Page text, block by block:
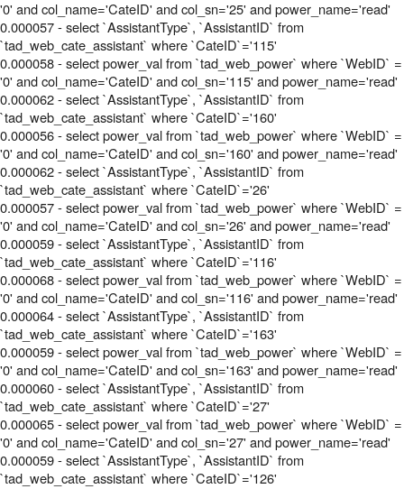
'0' and col_name='CateID' and col_sn='25' and power_name='read'
0.000057 - select `AssistantType`, `AssistantID` from
`tad_web_cate_assistant` where `CateID`='115'
0.000058 - select power_val from `tad_web_power` where `WebID` =
'0' and col_name='CateID' and col_sn='115' and power_name='read'
0.000062 - select `AssistantType`, `AssistantID` from
`tad_web_cate_assistant` where `CateID`='160'
0.000056 - select power_val from `tad_web_power` where `WebID` =
'0' and col_name='CateID' and col_sn='160' and power_name='read'
0.000062 - select `AssistantType`, `AssistantID` from
`tad_web_cate_assistant` where `CateID`='26'
0.000057 - select power_val from `tad_web_power` where `WebID` =
'0' and col_name='CateID' and col_sn='26' and power_name='read'
0.000059 - select `AssistantType`, `AssistantID` from
`tad_web_cate_assistant` where `CateID`='116'
0.000068 - select power_val from `tad_web_power` where `WebID` =
'0' and col_name='CateID' and col_sn='116' and power_name='read'
0.000064 - select `AssistantType`, `AssistantID` from
`tad_web_cate_assistant` where `CateID`='163'
0.000059 - select power_val from `tad_web_power` where `WebID` =
'0' and col_name='CateID' and col_sn='163' and power_name='read'
0.000060 - select `AssistantType`, `AssistantID` from
`tad_web_cate_assistant` where `CateID`='27'
0.000065 - select power_val from `tad_web_power` where `WebID` =
'0' and col_name='CateID' and col_sn='27' and power_name='read'
0.000059 - select `AssistantType`, `AssistantID` from
`tad_web_cate_assistant` where `CateID`='126'